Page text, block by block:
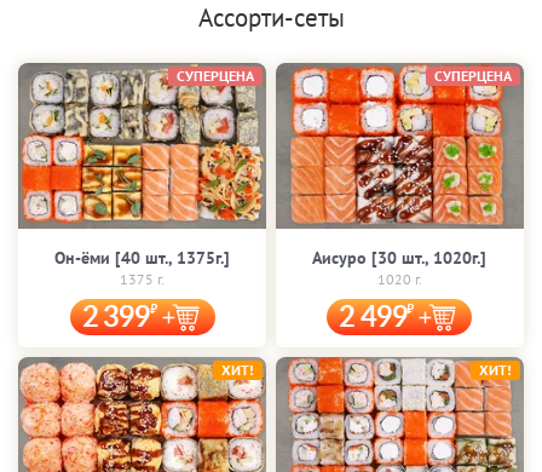
Ассорти-сеты
Он-ёми [40 шт., 1375г.]
1375 г.
2 399
СУПЕРЦЕНА
Аисуро [30 шт., 1020г.]
1020 г.
2 499
СУПЕРЦЕНА
ХИТ! ХИТ!